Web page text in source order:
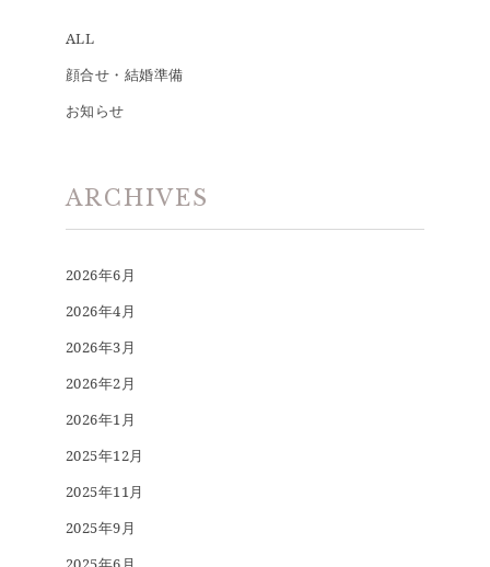
ALL
顔合せ・結婚準備
お知らせ
ARCHIVES
2026年6月
2026年4月
2026年3月
2026年2月
2026年1月
2025年12月
2025年11月
2025年9月